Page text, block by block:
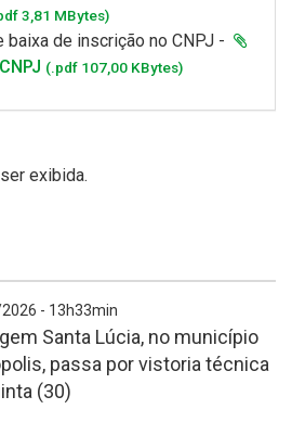
3,81 MBytes)
baixa de inscrição no CNPJ -
(.pdf 107,00 KBytes)
exibida.
- 13h33min
Santa Lúcia, no município
passa por vistoria técnica
(30)